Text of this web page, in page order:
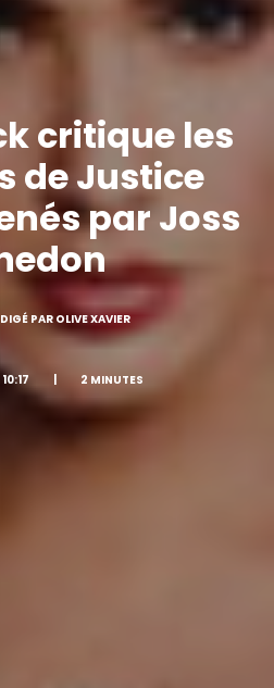
critique les
de Justice
par Joss
PAR OLIVE XAVIER
2 MINUTES